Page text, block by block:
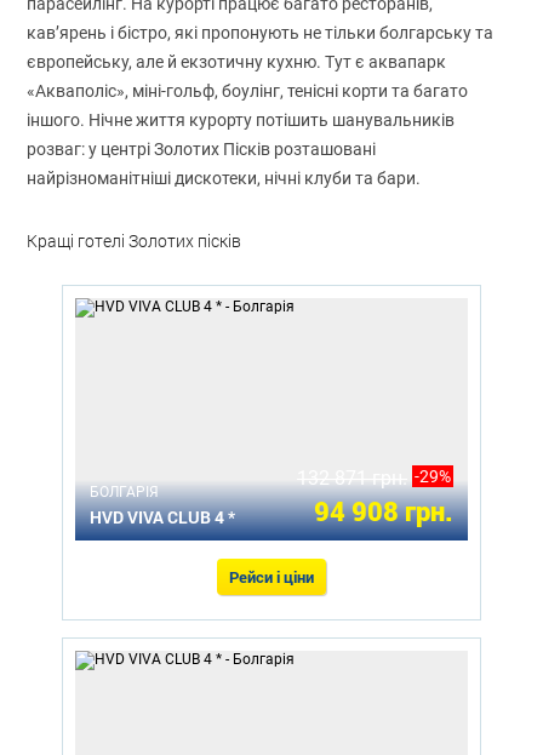
кав’ярень і бістро, які пропонують не тільки болгарську та
європейську, але й екзотичну кухню. Тут є аквапарк
«Акваполіс», міні-гольф, боулінг, тенісні корти та багато
іншого. Нічне життя курорту потішить шанувальників
розваг: у центрі Золотих Пісків розташовані
найрізноманітніші дискотеки, нічні клуби та бари.
Кращі готелі Золотих пісків
БОЛГАРІЯ
HVD VIVA CLUB 4 *
132 871 грн. -29%
94 908 грн.
Рейси і ціни